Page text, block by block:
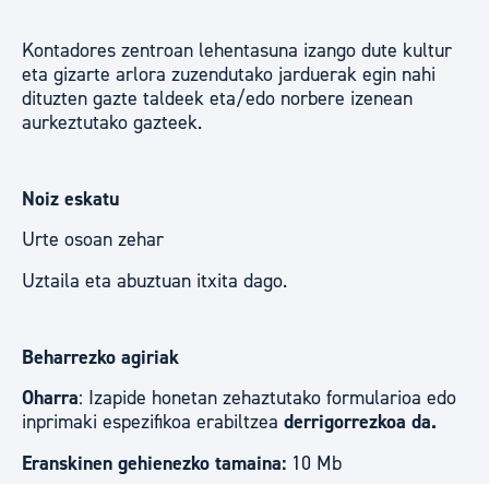
Kontadores zentroan lehentasuna izango dute kultur
eta gizarte arlora zuzendutako jarduerak egin nahi
dituzten gazte taldeek eta/edo norbere izenean
aurkeztutako gazteek.
Noiz eskatu
Urte osoan zehar
Uztaila eta abuztuan itxita dago.
Beharrezko agiriak
Oharra: Izapide honetan zehaztutako formularioa edo
inprimaki espezifikoa erabiltzea derrigorrezkoa da.
Eranskinen gehienezko tamaina: 10 Mb